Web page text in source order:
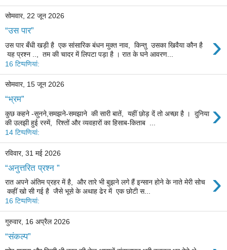
सोमवार, 22 जून 2026
“उस पार” ›
उस पार बँधी खड़ी है एक सांसारिक बंधन मुक्त नाव, किन्तु उसका खिवैया कौन है
यह प्रश्न .., तम की चादर में लिपटा पड़ा है । रात के घने आवरण...
16 टिप्‍पणियां:
सोमवार, 15 जून 2026
“भ्रम” ›
कुछ कहने -सुनने,समझने-समझाने की सारी बातें, यहीं छोड़ दें तो अच्छा है । दुनिया
की उलझी हुई रस्में, रिश्तों और व्यवहारों का हिसाब-किताब ...
14 टिप्‍पणियां:
रविवार, 31 मई 2026
“अनुत्तरित प्रश्न ” ›
रात अपने अंतिम प्रहर में है, और तारे भी बुझने लगे हैं इन्सान होने के नाते मेरी सोच
कहीं खो सी गई है जैसे भूसे के अथाह ढेर में एक छोटी स...
16 टिप्‍पणियां:
गुरुवार, 16 अप्रैल 2026
“संकल्प”